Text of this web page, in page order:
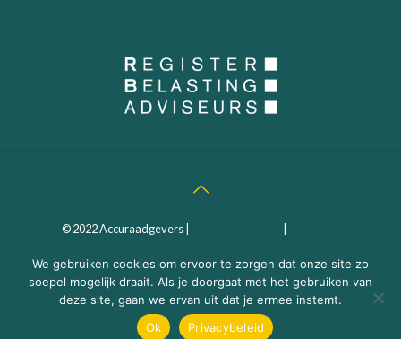
© 2022 Accuraadgevers | |
We gebruiken cookies om ervoor te zorgen dat onze site zo
soepel mogelijk draait. Als je doorgaat met het gebruiken van
deze site, gaan we ervan uit dat je ermee instemt.
Ok
Privacybeleid